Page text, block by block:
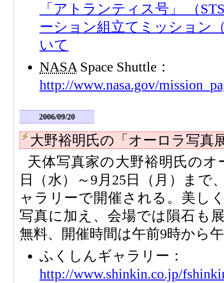
「アトランティス号」 （
ーション組立てミッション
いて
NASA Space Shuttle：
http://www.nasa.gov/
2006/09/20
大野裕明氏の「オーロラ写真
天体写真家の大野裕明氏のオ
日（水）～9月25日（月）まで
ャラリーで開催される。美し
写真に加え、会場では隕石も
無料、開催時間は午前9時から
ふくしんギャラリー：
http://www.shinkin.co.jp/